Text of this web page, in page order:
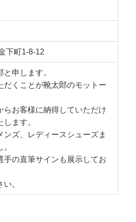
下町1-8-12
申します。
だくことが靴太郎のモットー
らお客様に納得していただけ
ます。
ズ、レディースシューズま
手の直筆サインも展示してお
。